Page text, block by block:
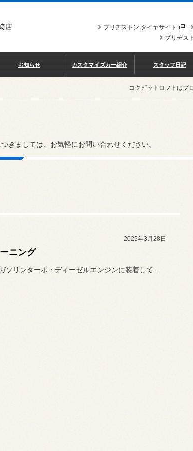
店
ブリヂストン タイヤサイト
ブリヂス
お知らせ カスタマイズカー紹介 スタッフ日記
コクピットロフトはプ
きましては、お気軽にお問い合わせください。
2025年3月28日
ニング
ソリンターボ・ディーゼルエンジンに装着して...